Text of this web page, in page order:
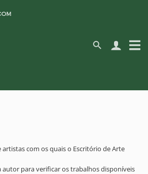
com os quais o Escritório de Arte
autor para verificar os trabalhos disponíveis